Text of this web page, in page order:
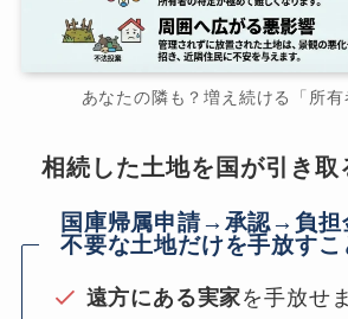
あなたの隣も？増え続ける「所有
相続した土地を国が引き取
国庫帰属申請→承認→負担
不要な土地だけを手放すこ
遠方にある実家を手放せ